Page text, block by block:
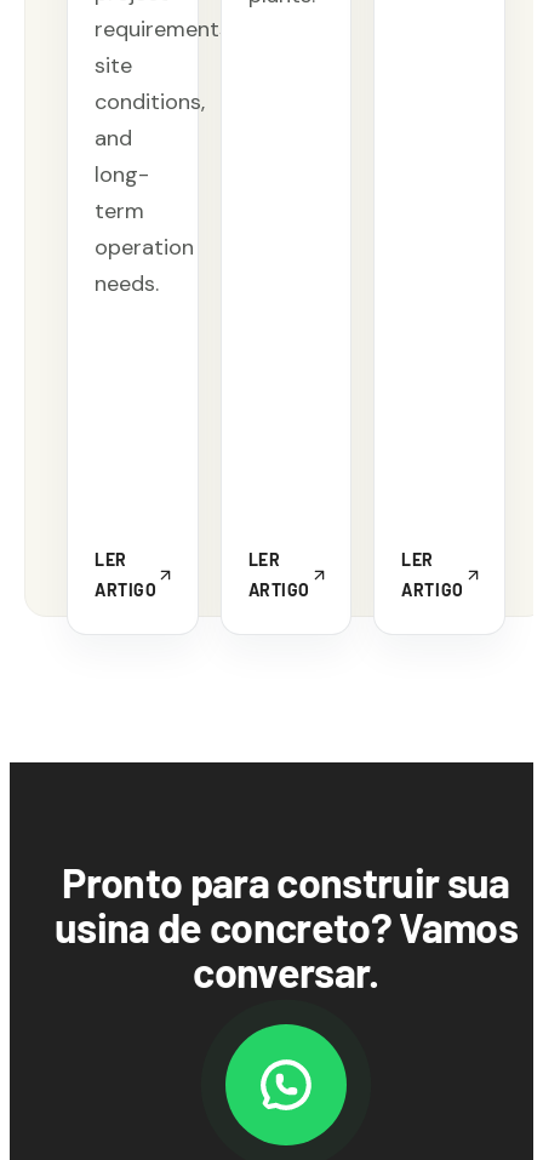
requirements,
site
conditions,
and
long-
term
operation
needs.
LER
ARTIGO
LER
ARTIGO
LER
ARTIGO
Pronto para construir sua
usina de concreto? Vamos
conversar.